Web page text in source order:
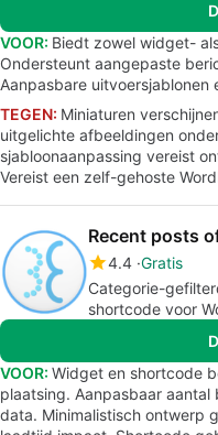
VOOR: Biedt zowel widget-
Ondersteunt aangepaste
Aanpasbare uitvoersjablonen
TEGEN: Miniaturen
uitgelichte afbeeldingen
sjabloonaanpassing vereist
Vereist een zelf-gehoste
Recent posts
4.4 Gratis
Categorie-
shortcode voor
VOOR: Widget en shortcode
plaatsing. Aanpasbaar
data. Minimalistisch ontwerp